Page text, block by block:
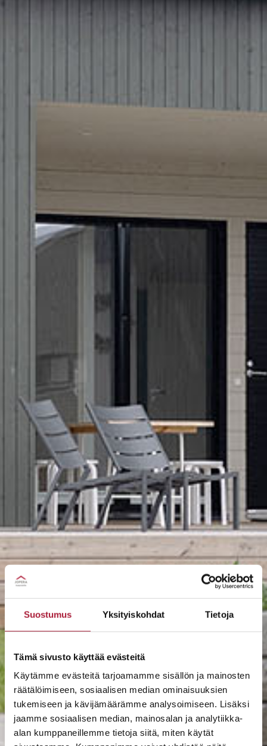
Suostumus Yksityiskohdat Tietoja
Tämä sivusto käyttää evästeitä
Käytämme evästeitä tarjoamamme sisällön ja mainosten
räätälöimiseen, sosiaalisen median ominaisuuksien
tukemiseen ja kävijämäärämme analysoimiseen. Lisäksi
jaamme sosiaalisen median, mainosalan ja analytiikka-
alan kumppaneillemme tietoja siitä, miten käytät